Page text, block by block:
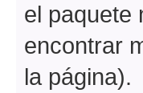
el paquete
encontrar
la página).